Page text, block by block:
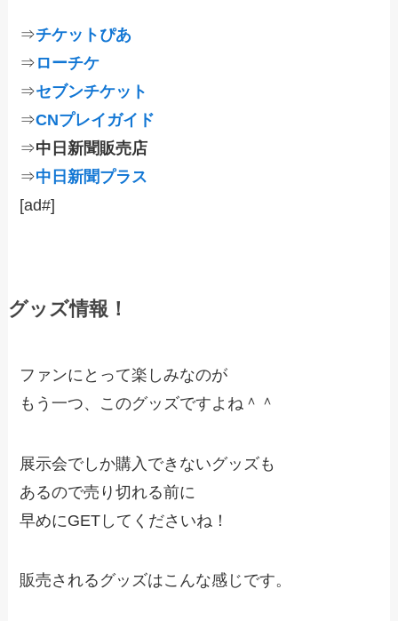
⇒チケットぴあ
⇒ ローチケ
⇒セブンチケット
⇒CNプレイガイド
⇒中日新聞販売店
⇒中日新聞プラス
[ad#]
グッズ情報！
ファンにとって楽しみなのが
もう一つ、このグッズですよね＾＾
展示会でしか購入できないグッズも
あるので売り切れる前に
早めにGETしてくださいね！
販売されるグッズはこんな感じです。